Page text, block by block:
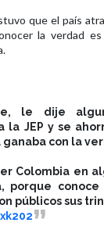
que el país
la verdad es
le dije
la JEP y se
con la
Colombia en
porque
públicos sus